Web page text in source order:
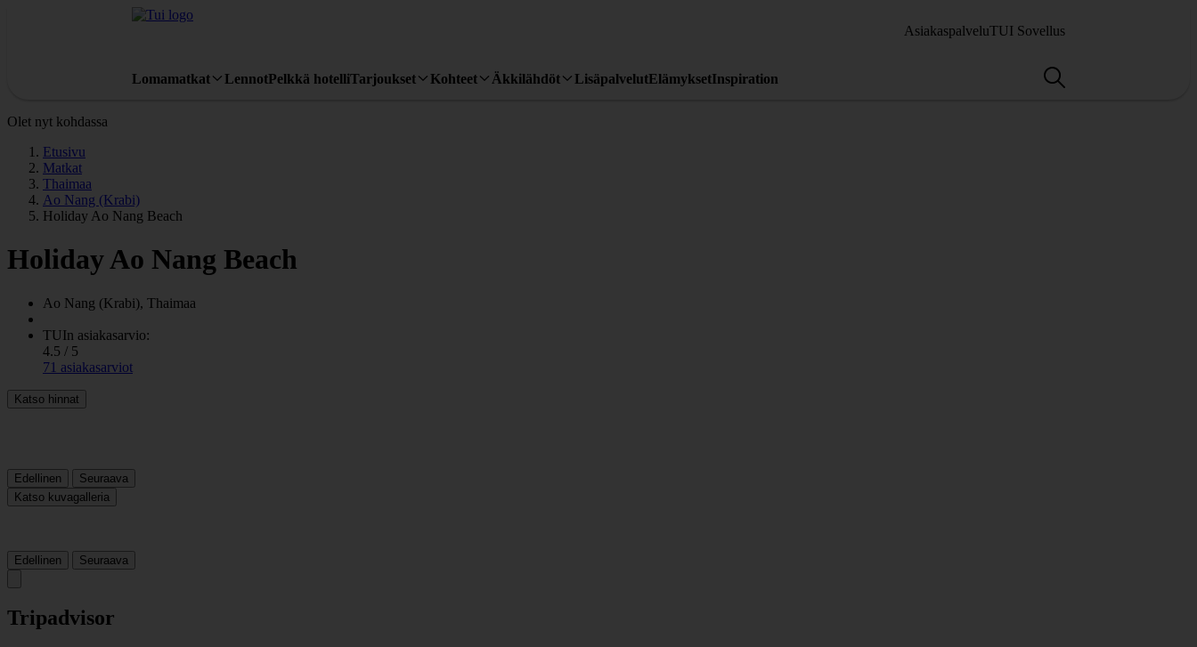
AsiakaspalveluTUI Sovellus
Lomamatkat LennotPelkkä hotelliTarjoukset Kohteet Äkkilähdöt LisäpalvelutElämyksetInspiration
Olet nyt kohdassa
Etusivu
Matkat
Thaimaa
Ao Nang (Krabi)
Holiday Ao Nang Beach
Holiday Ao Nang Beach
Ao Nang (Krabi), Thaimaa
TUIn asiakasarvio:
4.5 / 5
71 asiakasarviot
Katso hinnat
Edellinen
Seuraava
Katso kuvagalleria
Edellinen Seuraava
Tripadvisor